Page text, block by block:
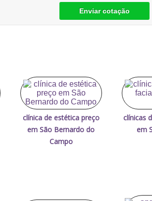
Enviar cotação
clínica de estética preço
em São Bernardo do
Campo
clínicas
em